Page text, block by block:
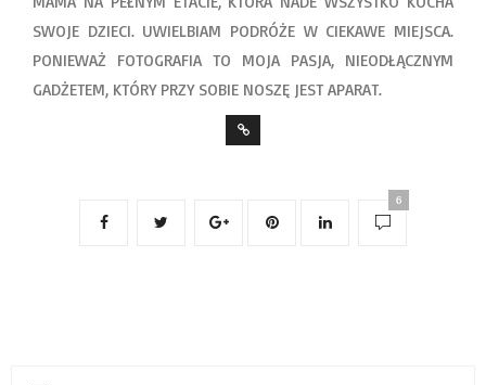
SWOJE DZIECI. UWIELBIAM PODRÓŻE W CIEKAWE MIEJSCA.
PONIEWAŻ FOTOGRAFIA TO MOJA PASJA, NIEODŁĄCZNYM
GADŻETEM, KTÓRY PRZY SOBIE NOSZĘ JEST APARAT.
6